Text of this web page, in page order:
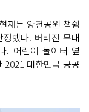
재는 양천공원 책쉼
했다. 버려진 무대
. 어린이 놀이터 옆
2021 대한민국 공공